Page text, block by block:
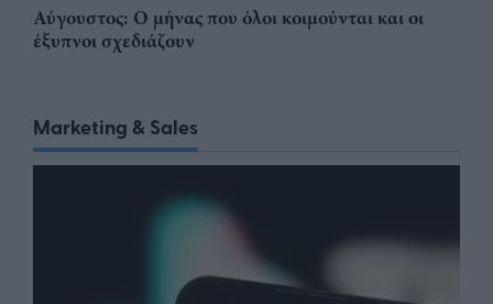
Αύγουστος: Ο μήνας που όλοι κοιμούνται και οι
έξυπνοι σχεδιάζουν
Marketing & Sales